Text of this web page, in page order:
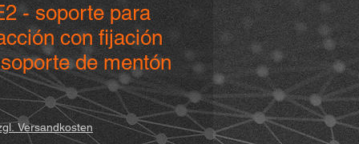
- soporte para
con fijación
de mentón
Versandkosten